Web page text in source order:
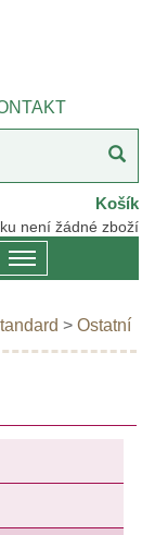
Košík
není žádné zboží
> Ostatní